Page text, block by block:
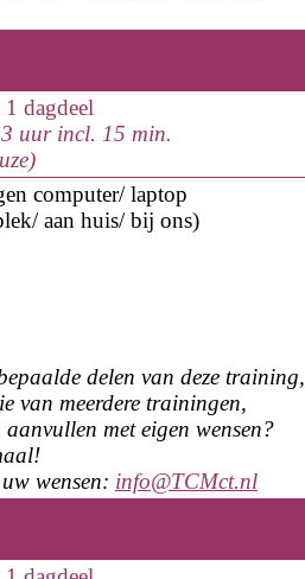
1 dagdeel
uur incl. 15 min.
computer/ laptop
aan huis/ bij ons)
delen van deze training,
van meerdere trainingen,
met eigen wensen?
wensen: info@TCMct.nl